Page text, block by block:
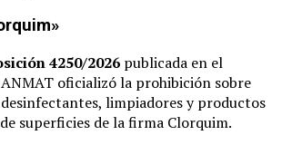
4250/2026 publicada en el
oficializó la prohibición sobre
limpiadores y productos
superficies de la firma Clorquim.